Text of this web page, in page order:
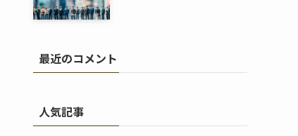
最近のコメント
人気記事